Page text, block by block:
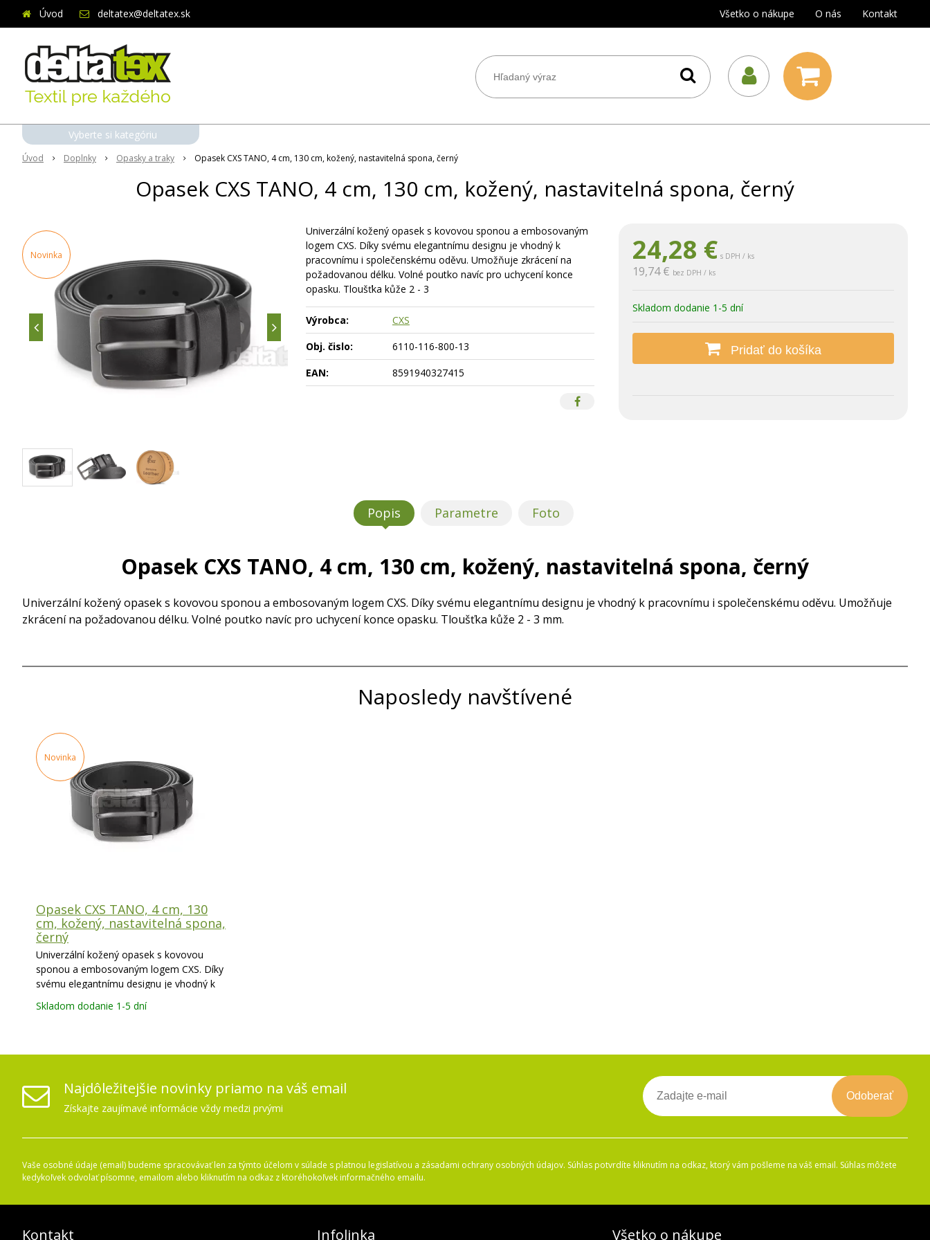
Úvod deltatex@deltatex.sk Všetko o nákupe O nás Kontakt
Úvod Doplnky Opasky a traky Opasek CXS TANO, 4 cm, 130 cm, kožený, nastavitelná spona, černý
Opasek CXS TANO, 4 cm, 130 cm, kožený, nastavitelná spona, černý
Novinka 24,28 € s DPH / ks
19,74 € bez DPH / ks
Skladom dodanie 1-5 dní
Pridať do košíka
Univerzální kožený opasek s kovovou sponou a embosovaným
logem CXS. Díky svému elegantnímu designu je vhodný k
pracovnímu i společenskému oděvu. Umožňuje zkrácení na
požadovanou délku. Volné poutko navíc pro uchycení konce
opasku. Tloušťka kůže 2 - 3
Výrobca:
CXS
Obj. čislo:
6110-116-800-13
EAN:
8591940327415
Popis Parametre Foto
Opasek CXS TANO, 4 cm, 130 cm, kožený, nastavitelná spona, černý
Univerzální kožený opasek s kovovou sponou a embosovaným logem CXS. Díky svému elegantnímu designu je vhodný k pracovnímu i společenskému oděvu. Umožňuje
zkrácení na požadovanou délku. Volné poutko navíc pro uchycení konce opasku. Tloušťka kůže 2 - 3 mm.
Naposledy navštívené
Novinka
Opasek CXS TANO, 4 cm, 130
cm, kožený, nastavitelná spona,
černý
Univerzální kožený opasek s kovovou
sponou a embosovaným logem CXS. Díky
svému elegantnímu designu je vhodný k
Umožňuje zkrácení na požadovanou délku.
Skladom dodanie 1-5 dní
Vyberte si kategóriu
Najdôležitejšie novinky priamo na váš email
Získajte zaujímavé informácie vždy medzi prvými
Odoberať
Vaše osobné údaje (email) budeme spracovávať len za týmto účelom v súlade s platnou legislatívou a zásadami ochrany osobných údajov. Súhlas potvrdíte kliknutím na odkaz, ktorý vám pošleme na váš email. Súhlas môžete
kedykoľvek odvolať písomne, emailom alebo kliknutím na odkaz z ktoréhokoľvek informačného emailu.
Kontakt Infolinka Všetko o nákupe